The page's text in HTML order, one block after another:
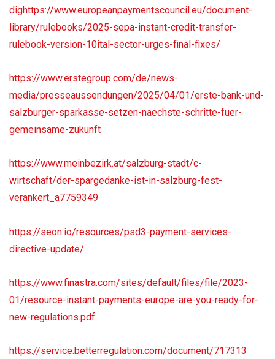
dighttps://www.europeanpaymentscouncil.eu/document-
library/rulebooks/2025-sepa-instant-credit-transfer-
rulebook-version-10ital-sector-urges-final-fixes/
https://www.erstegroup.com/de/news-
media/presseaussendungen/2025/04/01/erste-bank-und-
salzburger-sparkasse-setzen-naechste-schritte-fuer-
gemeinsame-zukunft
https://www.meinbezirk.at/salzburg-stadt/c-
wirtschaft/der-spargedanke-ist-in-salzburg-fest-
verankert_a7759349
https://seon.io/resources/psd3-payment-services-
directive-update/
https://www.finastra.com/sites/default/files/file/2023-
01/resource-instant-payments-europe-are-you-ready-for-
new-regulations.pdf
https://service.betterregulation.com/document/717313